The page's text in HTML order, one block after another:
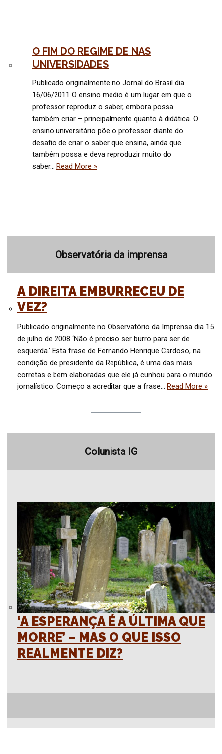
O FIM DO REGIME DE NAS
UNIVERSIDADES
Publicado originalmente no Jornal do Brasil dia
16/06/2011 O ensino médio é um lugar em que o
professor reproduz o saber, embora possa
também criar – principalmente quanto à didática. O
ensino universitário põe o professor diante do
desafio de criar o saber que ensina, ainda que
também possa e deva reproduzir muito do
saber… Read More »
Observatória da imprensa
A DIREITA EMBURRECEU DE
VEZ?
Publicado originalmente no Observatório da Imprensa dia 15
de julho de 2008 ‘Não é preciso ser burro para ser de
esquerda.’ Esta frase de Fernando Henrique Cardoso, na
condição de presidente da República, é uma das mais
corretas e bem elaboradas que ele já cunhou para o mundo
jornalístico. Começo a acreditar que a frase… Read More »
Colunista IG
‘A ESPERANÇA É A ÚLTIMA QUE
MORRE’ – MAS O QUE ISSO
REALMENTE DIZ?